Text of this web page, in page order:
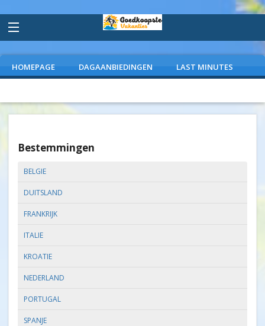
HOMEPAGE DAGAANBIEDINGEN LAST MINUTES
Bestemmingen
BELGIE
DUITSLAND
FRANKRIJK
ITALIE
KROATIE
NEDERLAND
PORTUGAL
SPANJE